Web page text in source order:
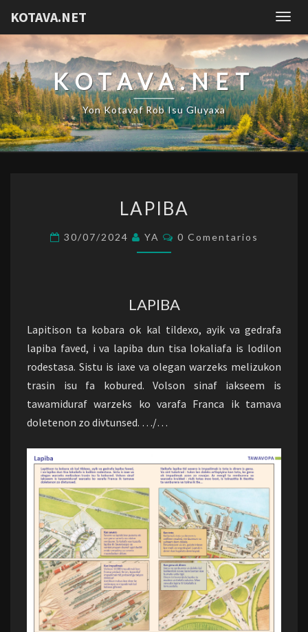
KOTAVA.NET
KOTAVA.NET
Yon Kotavaf Rob Isu Gluyaxa
LAPIBA
30/07/2024 YA Comentarios
0 Comentarios
LAPIBA
Lapitison ta kobara ok kal tildexo, ayik va gedrafa
lapiba faved, i va lapiba dun tisa lokaliafa is lodilon
rodestasa. Sistu is iaxe va olegan warzeks melizukon
trasin isu fa kobured. Volson sinaf iakseem is
tawamiduraf warzeks ko varafa Franca ik tamava
doletenon zo divtunsed. …/…